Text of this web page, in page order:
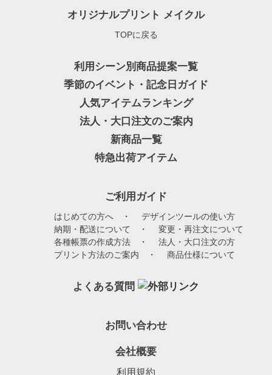
オリジナルプリント メイクル
TOPに戻る
利用シーン別商品提案一覧
季節のイベント・記念日ガイド
人気アイテムランキング
法人・大口注文のご案内
新商品一覧
特急出荷アイテム
ご利用ガイド
はじめての方へ ・ デザインツールの使い方
納期・配送について
・ 変更・再注文について
各種帳票の作成方法 ・ 法人・大口注文の方
プリント方法のご案内 ・ 商品仕様について
よくある質問
お問い合わせ
会社概要
利用規約